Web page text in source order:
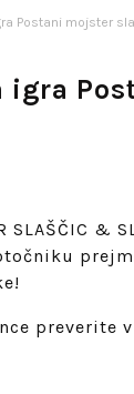
Postani mojster
igra
SLAŠČIC &
preverite v